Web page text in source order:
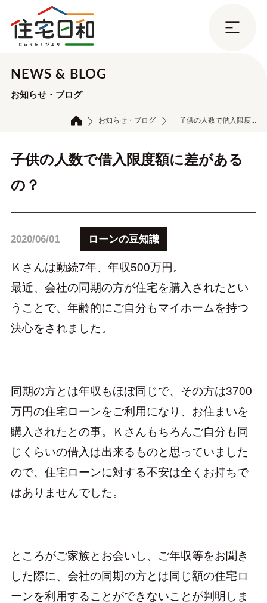
NEWS & BLOG
お知らせ・ブログ
お知らせ・ブログ 子供の人数で借入限度...
子供の人数で借入限度額に差がある
の？
2020/06/01 ローンの豆知識
Ｋさんは勤続7年、年収500万円。
最近、会社の同期の方が住宅を購入されたとい
うことで、年齢的にご自分もマイホームを持つ
決心をされました。
同期の方とは年収もほぼ同じで、その方は3700
万円の住宅ローンをご利用になり、お住まいを
購入されたとの事。Ｋさんもちろんご自分も同
じくらいの借入は出来るものと思っていました
ので、住宅ローンに対する不安は全くお持ちで
はありませんでした。
ところがご家族とお会いし、ご年収等をお聞き
した際に、会社の同期の方とは同じ額の住宅ロ
ーンを利用することができないことが判明しま